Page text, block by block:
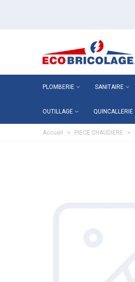
PLOMBERIE SANITAIRE
OUTILLAGE QUINCALLERIE
Accueil > PIECE CHAUDIERE >